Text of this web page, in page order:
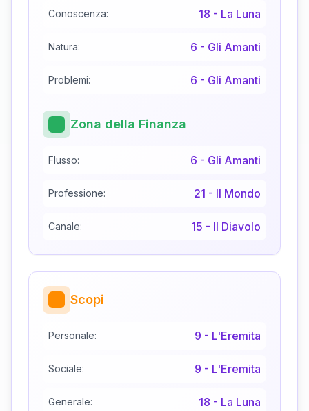
Conoscenza: 18 - La Luna
Natura: 6 - Gli Amanti
Problemi: 6 - Gli Amanti
Zona della Finanza
Flusso: 6 - Gli Amanti
Professione: 21 - Il Mondo
Canale: 15 - Il Diavolo
Scopi
Personale: 9 - L'Eremita
Sociale: 9 - L'Eremita
Generale: 18 - La Luna